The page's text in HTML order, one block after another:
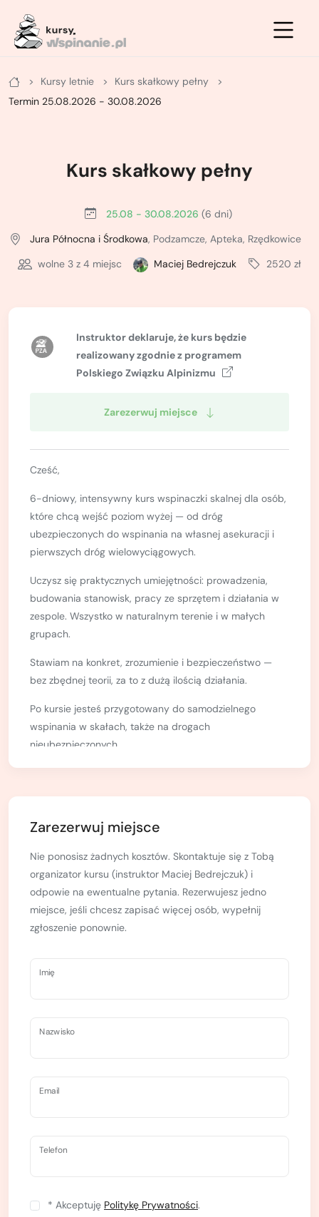
Kursy letnie
Kurs skałkowy pełny
Termin 25.08.2026 - 30.08.2026
Kurs skałkowy pełny
25.08 - 30.08.2026 (6 dni)
Jura Północna i Środkowa, Podzamcze, Apteka, Rzędkowice
wolne 3 z 4 miejsc Maciej Bedrejczuk 2520 zł
Instruktor deklaruje, że kurs będzie
realizowany zgodnie z programem
Polskiego Związku Alpinizmu
Zarezerwuj miejsce
Cześć,
6-dniowy, intensywny kurs wspinaczki skalnej dla osób,
które chcą wejść poziom wyżej — od dróg
ubezpieczonych do wspinania na własnej asekuracji i
pierwszych dróg wielowyciągowych.
Uczysz się praktycznych umiejętności: prowadzenia,
budowania stanowisk, pracy ze sprzętem i działania w
zespole. Wszystko w naturalnym terenie i w małych
grupach.
Stawiam na konkret, zrozumienie i bezpieczeństwo —
bez zbędnej teorii, za to z dużą ilością działania.
Po kursie jesteś przygotowany do samodzielnego
wspinania w skałach, także na drogach
nieubezpieczonych.
👉 Jeśli chcesz zrobić solidny progres i nauczyć się
wspinania „na serio” — zapraszam.
Sprawdź moje opinie na googlach np: "Robiłem u Maćka
pełny kurs skałkowy i bardzo polecam. Jest on
świetnym instruktorem i super człowiekiem. Posiada
ogromną wiedzę, którą co najważniejsze, potrafi
przekazać w sposób dostosowany do każdego. Bardzo
poziomu kursantów i dba o nas cały czas. Obserwując
Polecam wszystkim.."
Zarezerwuj miejsce
Nie ponosisz żadnych kosztów. Skontaktuje się z Tobą
organizator kursu (instruktor Maciej Bedrejczuk) i
odpowie na ewentualne pytania. Rezerwujesz jedno
miejsce, jeśli chcesz zapisać więcej osób, wypełnij
zgłoszenie ponownie.
Imię
Nazwisko
Email
Telefon
* Akceptuję Politykę Prywatności.
Letnie
Kurs na ściance
Doszkalający kurs wielowyciągowy
Kurs turystyki wysokogórskiej
Kurs turystyki zimowej - podstawowy
zaawansowany
Kurs lawinowy
ABC wspinania zimowego
Zimowy kurs taternicki
Nie wiesz który wybrać?